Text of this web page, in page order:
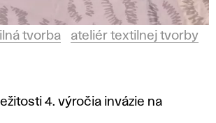
tvorba
ateliér textilnej tvorby
4. výročia invázie na